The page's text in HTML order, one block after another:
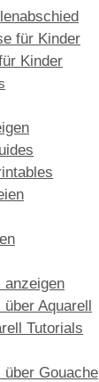
für Kinder
Kinder
anzeigen
über Aquarell
Tutorials
über Gouache